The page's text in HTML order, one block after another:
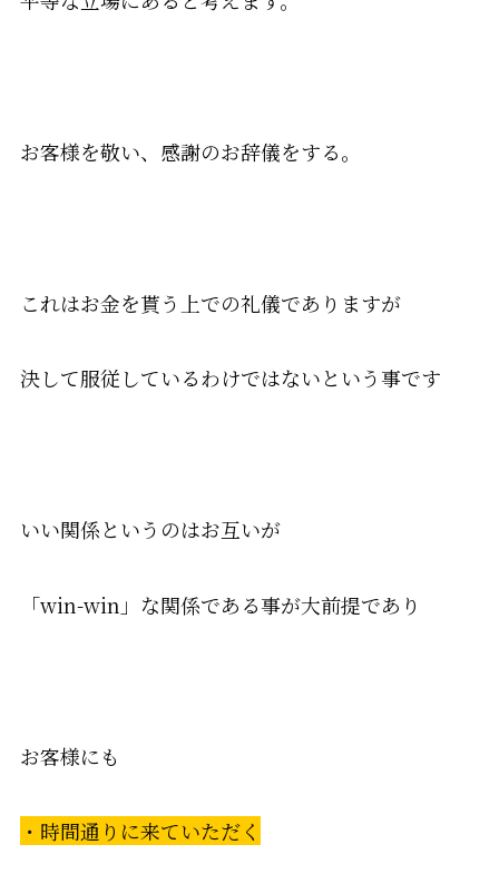
お客様を敬い、感謝のお辞儀をする。
これはお金を貰う上での礼儀でありますが
決して服従しているわけではないという事です
いい関係というのはお互いが
「win-win」な関係である事が大前提であり
お客様にも
・時間通りに来ていただく